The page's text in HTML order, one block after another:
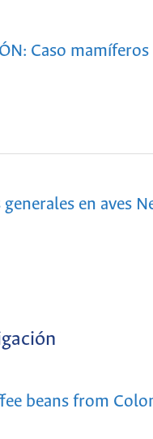
Caso mamíferos
en aves
beans from